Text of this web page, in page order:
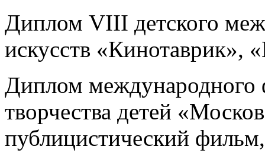
Диплом VIII детского
искусств «Кинотаврик»,
Диплом международного
творчества детей
публицистический